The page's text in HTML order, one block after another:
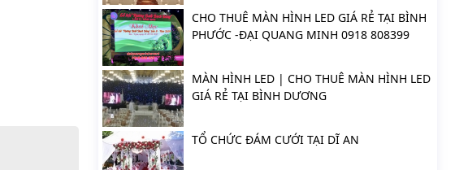
CHO THUÊ MÀN HÌNH LED GIÁ RẺ TẠI BÌNH
PHƯỚC -ĐẠI QUANG MINH 0918 808399
MÀN HÌNH LED | CHO THUÊ MÀN HÌNH LED
GIÁ RẺ TẠI BÌNH DƯƠNG
TỔ CHỨC ĐÁM CƯỚI TẠI DĨ AN